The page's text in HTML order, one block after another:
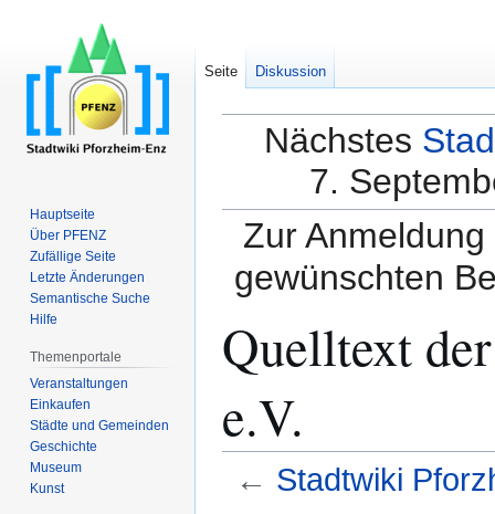
Nächstes
7.
Zur
gewünschten
Quelltext
e.V.
← Stadtwiki
Seite Diskussion
Hauptseite
Über PFENZ
Zufällige Seite
Letzte Änderungen
Semantische Suche
Hilfe
Themenportale
Veranstaltungen
Einkaufen
Städte und Gemeinden
Geschichte
Museum
Kunst